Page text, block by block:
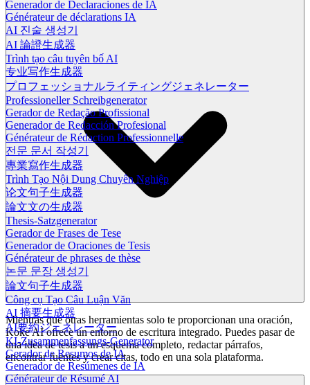
Generador de Declaraciones de IA
Générateur de déclarations IA
AI 진술 생성기
AI 論證生成器
Trình tạo câu tuyên bố AI
专业写作生成器
プロフェッショナルライティングジェネレーター
Professioneller Schreibgenerator
Gerador de Redação Profissional
Generador de Redacción Profesional
Générateur de Rédaction Professionnelle
전문 문서 작성기
專業寫作生成器
Trình Tạo Nội Dung Chuyên Nghiệp
论文句子生成器
論文文の生成器
Thesis-Satzgenerator
Gerador de Frases de Tese
Generador de Oraciones de Tesis
Générateur de phrases de thèse
논문 문장 생성기
論文句子生成器
Công cụ Tạo Câu Luận Văn
AI 摘要生成器
AI要約ジェネレーター
KI-Zusammenfassungs-Generator
Gerador de Resumos de IA
Generador de Resúmenes de IA
Générateur de Résumé AI
Mientras que otras herramientas solo te proporcionan una oración,
Koke AI ofrece un entorno de escritura integrado. Puedes pasar de
una idea de tesis a un esquema completo, redactar párrafos,
encontrar fuentes y crear citas, todo en una sola plataforma.